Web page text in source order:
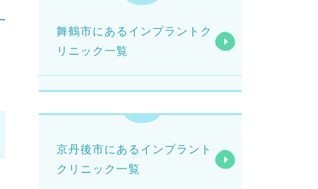
舞鶴市にあるインプラントク
リニック一覧
京丹後市にあるインプラント
クリニック一覧